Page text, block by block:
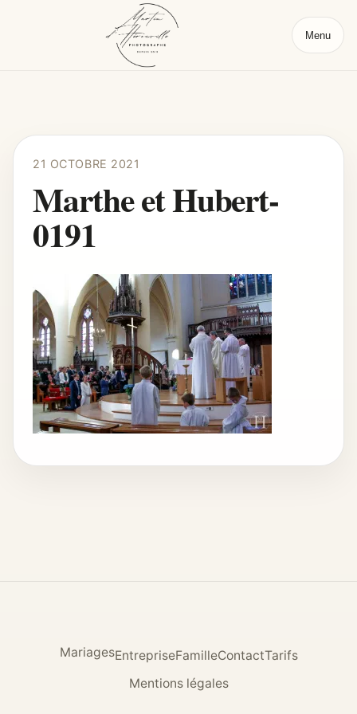
Menu
21 OCTOBRE 2021
Marthe et Hubert-
0191
MariagesEntrepriseFamilleContactTarifs
Mentions légales